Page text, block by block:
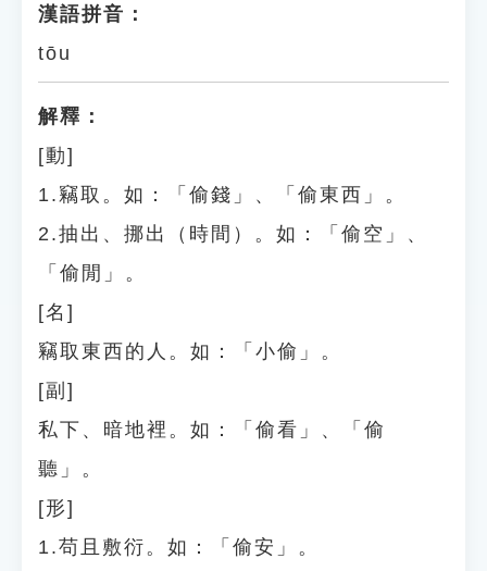
漢語拼音：
tōu
解釋：
[動]
1.竊取。如：「偷錢」、「偷東西」。
2.抽出、挪出（時間）。如：「偷空」、
「偷閒」。
[名]
竊取東西的人。如：「小偷」。
[副]
私下、暗地裡。如：「偷看」、「偷
聽」。
[形]
1.苟且敷衍。如：「偷安」。